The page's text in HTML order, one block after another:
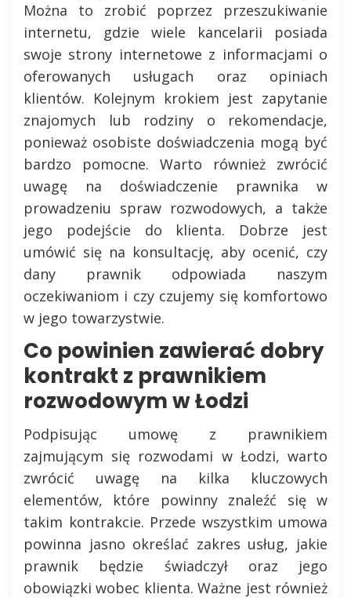
Można to zrobić poprzez przeszukiwanie
internetu, gdzie wiele kancelarii posiada
swoje strony internetowe z informacjami o
oferowanych usługach oraz opiniach
klientów. Kolejnym krokiem jest zapytanie
znajomych lub rodziny o rekomendacje,
ponieważ osobiste doświadczenia mogą być
bardzo pomocne. Warto również zwrócić
uwagę na doświadczenie prawnika w
prowadzeniu spraw rozwodowych, a także
jego podejście do klienta. Dobrze jest
umówić się na konsultację, aby ocenić, czy
dany prawnik odpowiada naszym
oczekiwaniom i czy czujemy się komfortowo
w jego towarzystwie.
Co powinien zawierać dobry
kontrakt z prawnikiem
rozwodowym w Łodzi
Podpisując umowę z prawnikiem
zajmującym się rozwodami w Łodzi, warto
zwrócić uwagę na kilka kluczowych
elementów, które powinny znaleźć się w
takim kontrakcie. Przede wszystkim umowa
powinna jasno określać zakres usług, jakie
prawnik będzie świadczył oraz jego
obowiązki wobec klienta. Ważne jest również